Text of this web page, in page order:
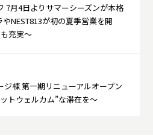
7月4日よりサマーシーズンが本格
NEST813が初の夏季営業を開
充実～
ジ棟 第一期リニューアルオープン
トウェルカム”な滞在を～